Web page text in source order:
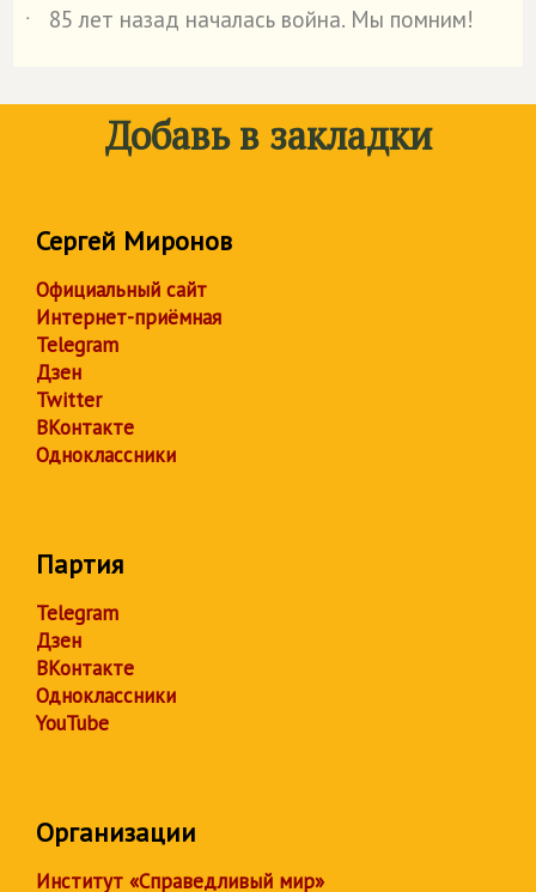
˙
85 лет назад началась война. Мы помним!
Добавь в закладки
Сергей Миронов
Официальный сайт
Интернет-приёмная
Telegram
Дзен
Twitter
ВКонтакте
Одноклассники
Партия
Telegram
Дзен
ВКонтакте
Одноклассники
YouTube
Организации
Институт «Справедливый мир»